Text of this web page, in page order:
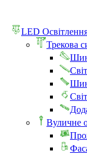
LED
Трекова
Вуличне